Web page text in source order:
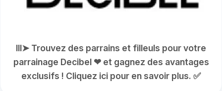
lll➤ Trouvez des parrains et filleuls pour votre
parrainage Decibel ❤ et gagnez des avantages
exclusifs ! Cliquez ici pour en savoir plus. ✅